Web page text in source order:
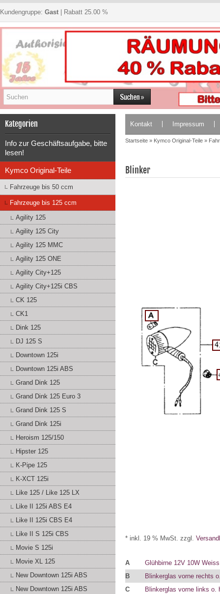
Kundengruppe: Gast | Rabatt 25.00 %
Kategorien
Info zur Geschäftsaufgabe, bitte
lesen!
Kymco Original-Teile
Fahrzeuge bis 50 ccm
Fahrzeuge bis 125 ccm
Agility 125
Agility 125 City
Agility 125 MMC
Agility 125 ONE
Agility City+125
Agility City+125i CBS
CK 125
CK1
Dink 125
DJ 125 S
Downtown 125i
Downtown 125i ABS
Grand Dink 125
Grand Dink 125 Euro 3
Grand Dink 125 S
Grand Dink 125i
Heroism 125/150
Hipster 125
K-Pipe 125
K-XCT 125i
Like 125 / Like 125 LX
Like II 125i ABS E4
Like II 125i CBS E4
Like II S 125i CBS
Movie S 125i
Movie XL 125
New Downtown 125i ABS
New Downtown 125i ABS
Kontakt Impressum
Startseite » Kymco Original-Teile »
Blinker
* inkl. 19 % MwSt. zzgl.
A
Glühbirne 12V 10W
B
Blinkerglas vorne rechts
C
Blinkerglas vorne links o.